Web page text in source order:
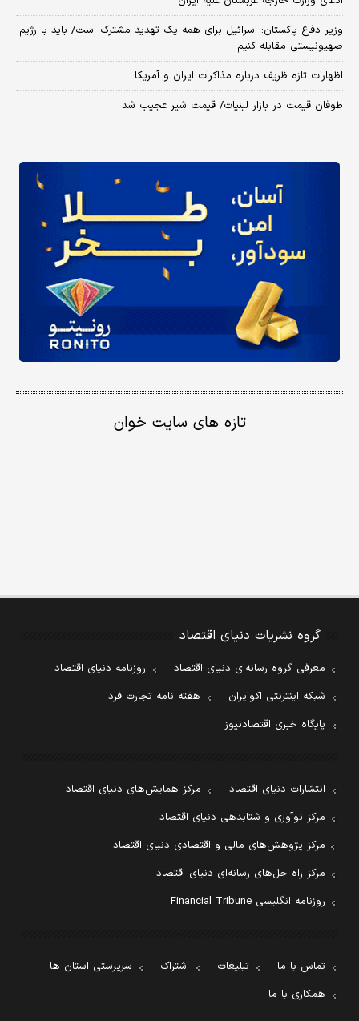
وزیر دفاع پاکستان: اسرائیل برای همه یک تهدید مشترک است/ باید با رژیم
صهیونیستی مقابله کنیم
اظهارات تازه ظریف درباره مذاکرات ایران و آمریکا
طوفان قیمت در بازار لبنیات/ قیمت شیر عجیب شد
تازه های سایت خوان
گروه نشریات دنیای اقتصاد
معرفی گروه رسانه‌ای دنیای اقتصاد
روزنامه دنیای اقتصاد
شبکه اینترنتی اکوایران
هفته نامه تجارت فردا
پایگاه خبری اقتصادنیوز
انتشارات دنیای اقتصاد
مرکز همایش‌های دنیای اقتصاد
مرکز نوآوری و شتابدهی دنیای اقتصاد
مرکز پژوهش‌های مالی و اقتصادی دنیای اقتصاد
مرکز راه حل‌های رسانه‌ای دنیای اقتصاد
روزنامه انگلیسی Financial Tribune
تماس با ما تبلیغات اشتراک
سرپرستی استان ها
همکاری با ما